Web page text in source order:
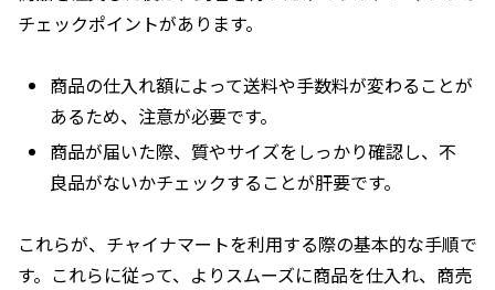
チェックポイントがあります。
商品の仕入れ額によって送料や手数料が変わることが
あるため、注意が必要です。
商品が届いた際、質やサイズをしっかり確認し、不
良品がないかチェックすることが肝要です。
これらが、チャイナマートを利用する際の基本的な手順で
す。これらに従って、よりスムーズに商品を仕入れ、商売